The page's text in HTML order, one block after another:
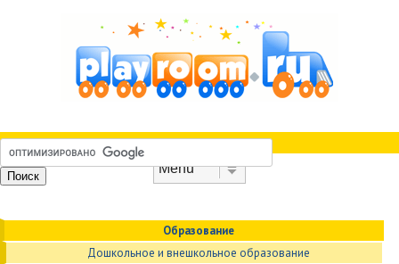
Образование
Дошкольное и внешкольное образование